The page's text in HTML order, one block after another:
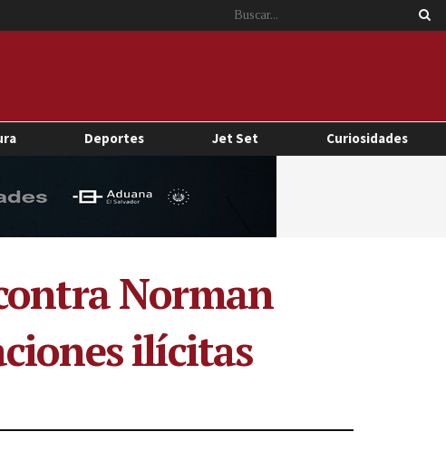
Deportes Jet Set Curiosidades
Norman
ilícitas